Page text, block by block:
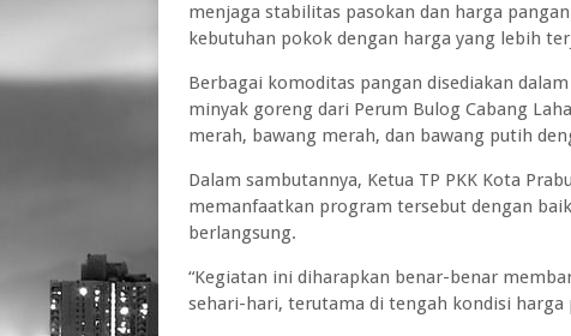
menjaga stabilitas pasokan dan harga
kebutuhan pokok dengan harga yang lebih
Berbagai komoditas pangan disediakan
minyak goreng dari Perum Bulog Cabang
merah, bawang merah, dan bawang putih
Dalam sambutannya, Ketua TP PKK Kota
memanfaatkan program tersebut dengan
berlangsung.
“Kegiatan ini diharapkan benar-benar
sehari-hari, terutama di tengah kondisi harga